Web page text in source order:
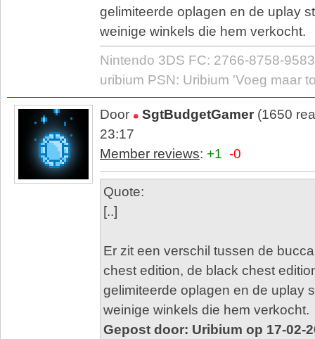
gelimiteerde oplagen en de uplay
weinige winkels die hem verkocht.
Nintendo 3DS FC: 2766-8758-
uribium PSN: Uribium 'Voeg maar
Door SgtBudgetGamer (1650
23:17
Member reviews: +1 -0
Quote:
[..]
Er zit een verschil tussen de
chest edition, de black chest
gelimiteerde oplagen en de uplay
weinige winkels die hem verkocht.
Gepost door: Uribium op 17-02-